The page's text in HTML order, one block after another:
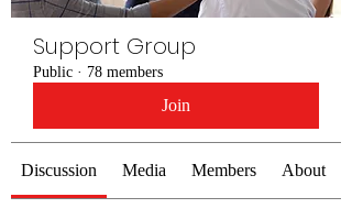
Support Group
Public · 78 members
Join
Discussion Media Members About